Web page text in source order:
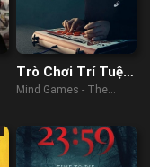
Trò Chơi Trí Tuệ –
Thử Nghiệm
Mind Games - The